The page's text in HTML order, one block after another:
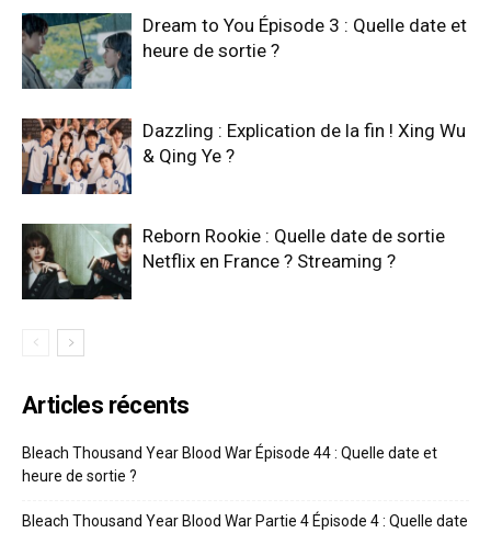
Dream to You Épisode 3 : Quelle date et
heure de sortie ?
Dazzling : Explication de la fin ! Xing Wu
& Qing Ye ?
Reborn Rookie : Quelle date de sortie
Netflix en France ? Streaming ?
Articles récents
Bleach Thousand Year Blood War Épisode 44 : Quelle date et
heure de sortie ?
Bleach Thousand Year Blood War Partie 4 Épisode 4 : Quelle date